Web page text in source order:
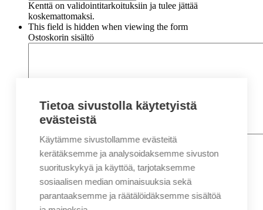
Kenttä on validointitarkoituksiin ja tulee jättää
koskemattomaksi.
This field is hidden when viewing the form
Ostoskorin sisältö
Nimi*
Etunimi
Sukunimi
Sähköposti*
Tietoa sivustolla käytetyistä
evästeistä
Käytämme sivustollamme evästeitä
kerätäksemme ja analysoidaksemme sivuston
suorituskykyä ja käyttöä, tarjotaksemme
sosiaalisen median ominaisuuksia sekä
parantaaksemme ja räätälöidäksemme sisältöä